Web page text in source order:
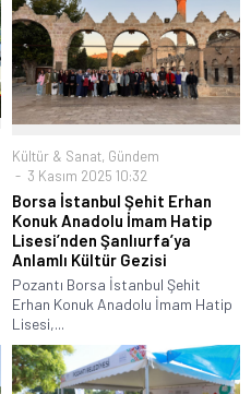
Kültür & Sanat, Gündem
3 Kasım 2025 10:32
Borsa İstanbul Şehit Erhan
Konuk Anadolu İmam Hatip
Lisesi’nden Şanlıurfa’ya
Anlamlı Kültür Gezisi
Pozantı Borsa İstanbul Şehit
Erhan Konuk Anadolu İmam Hatip
Lisesi,...